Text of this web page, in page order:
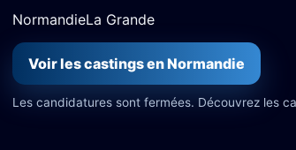
NormandieLa Grande
Voir les castings en Normandie
Les candidatures sont fermées. Découvrez les